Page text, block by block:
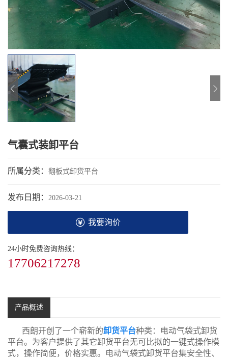
气囊式装卸平台
所属分类： 翻板式卸货平台
发布日期： 2026-03-21
我要询价
24小时免费咨询热线：
17706217278
产品概述
西朗开创了一个崭新的卸货平台种类：电动气袋式卸货
平台。为客户提供了其它卸货平台无可比拟的一键式操作模
式，操作简便，价格实惠。电动气袋式卸货平台集安全性、